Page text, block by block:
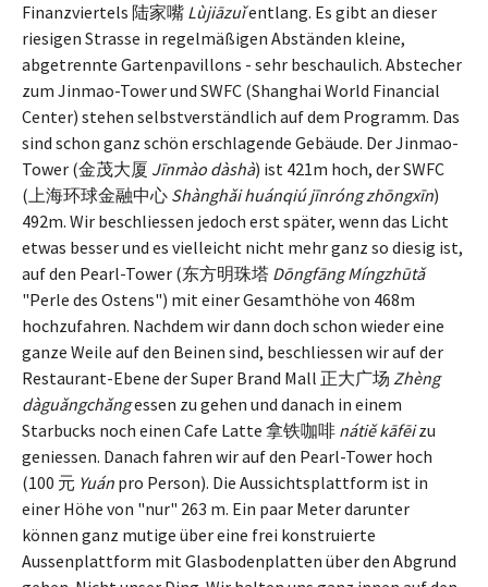
Finanzviertels 陆家嘴 Lùjiāzuǐentlang. Es gibt an dieser
riesigen Strasse in regelmäßigen Abständen kleine,
abgetrennte Gartenpavillons - sehr beschaulich. Abstecher
zum Jinmao-Tower und SWFC (Shanghai World Financial
Center) stehen selbstverständlich auf dem Programm. Das
sind schon ganz schön erschlagende Gebäude. Der Jinmao-
Tower (金茂大厦 Jīnmào dàshà) ist 421m hoch, der SWFC
(上海环球金融中心 Shànghǎi huánqiú jīnróng zhōngxīn)
492m. Wir beschliessen jedoch erst später, wenn das Licht
etwas besser und es vielleicht nicht mehr ganz so diesig ist,
auf den Pearl-Tower (东方明珠塔 Dōngfāng Míngzhūtǎ
"Perle des Ostens") mit einer Gesamthöhe von 468m
hochzufahren. Nachdem wir dann doch schon wieder eine
ganze Weile auf den Beinen sind, beschliessen wir auf der
Restaurant-Ebene der Super Brand Mall 正大广场 Zhèng
dàguǎngchǎngessen zu gehen und danach in einem
Starbucks noch einen Cafe Latte 拿铁咖啡 nátiě kāfēizu
geniessen. Danach fahren wir auf den Pearl-Tower hoch
(100 元 Yuán pro Person). Die Aussichtsplattform ist in
einer Höhe von "nur" 263 m. Ein paar Meter darunter
können ganz mutige über eine frei konstruierte
Aussenplattform mit Glasbodenplatten über den Abgrund